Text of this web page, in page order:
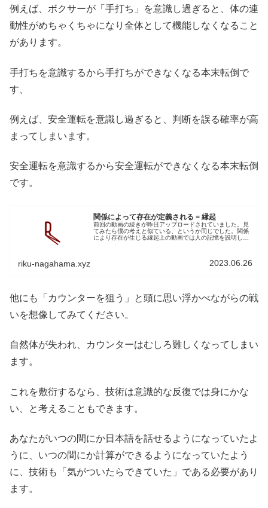
例えば、ボクサーが「手打ち」を意識し過ぎると、体の連
動性がめちゃくちゃになり全体として機能しなくなること
があります。
手打ちを意識するから手打ちができなくなる本末転倒で
す、
例えば、安全運転を意識し過ぎると、判断を誤る確率が高
まってしまいます。
安全運転を意識するから安全運転ができなくなる本末転倒
です。
関係によって存在が定義される = 縁起
前回の動画の続きが昨日アップロードされていました。見
てみたら僕の考えと似ている、というか同じでした。関係
により存在が生じる縁起上の動画では人の記憶を説明して
riku-nagahama.xyz 2023.06.26
他にも「カウンターを狙う」と頭に思い浮かべながらの戦
いを想像してみてください。
自然体が失われ、カウンターはむしろ難しくなってしまい
ます。
これを敷衍するなら、技術は意識的な反復では身にかな
い、と考えることもできます。
あなたがいつの間にか日本語を話せるようになっていたよ
うに、いつの間にか計算ができるようになっていたよう
に、技術も「気がついたらできていた」である必要があり
ます。